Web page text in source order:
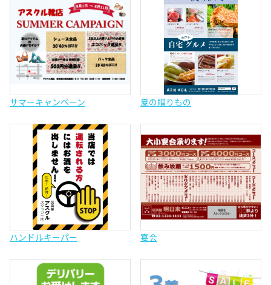
サマーキャンペーン 夏の贈りもの
ハンドルキーパー 宴会